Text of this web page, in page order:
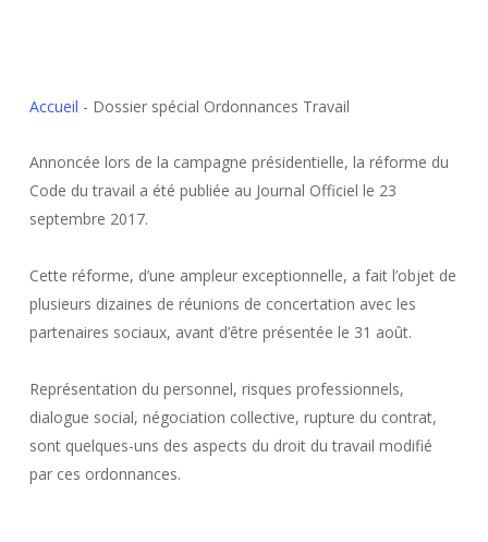
Accueil - Dossier spécial Ordonnances Travail
Annoncée lors de la campagne présidentielle, la réforme du
Code du travail a été publiée au Journal Officiel le 23
septembre 2017.
Cette réforme, d’une ampleur exceptionnelle, a fait l’objet de
plusieurs dizaines de réunions de concertation avec les
partenaires sociaux, avant d’être présentée le 31 août.
Représentation du personnel, risques professionnels,
dialogue social, négociation collective, rupture du contrat,
sont quelques-uns des aspects du droit du travail modifié
par ces ordonnances.